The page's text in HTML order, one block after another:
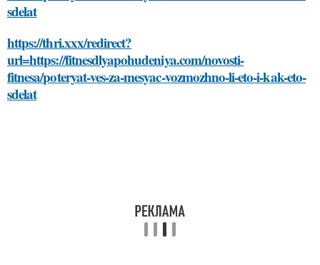
sdelat
https://thri.xxx/redirect?
url=https://fitnesdlyapohudeniya.com/novosti-
fitnesa/poteryat-ves-za-mesyac-vozmozhno-li-eto-i-kak-eto-
sdelat